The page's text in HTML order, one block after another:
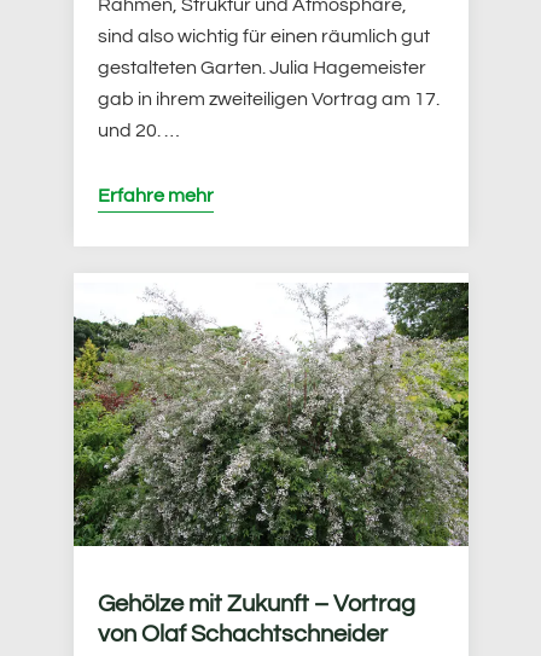
Rahmen, Struktur und Atmosphäre,
sind also wichtig für einen räumlich gut
gestalteten Garten. Julia Hagemeister
gab in ihrem zweiteiligen Vortrag am 17.
und 20. …
Erfahre mehr
Gehölze mit Zukunft – Vortrag
von Olaf Schachtschneider